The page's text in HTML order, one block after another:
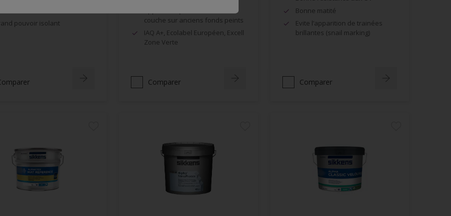
pouvoir isolant
couche sur anciens fonds peints
IAQ A+, Ecolabel Européen, Excell
Zone Verte
Comparer
Bonne matité
Evite l’apparition de trainées
brillantes (snail marking)
Comparer